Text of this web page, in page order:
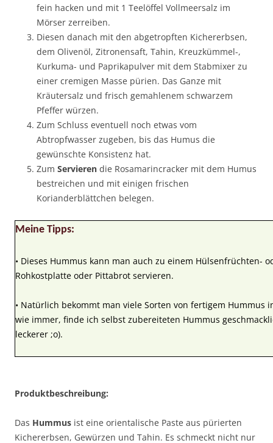
fein hacken und mit 1 Teelöffel Vollmeersalz im
Mörser zerreiben.
Diesen danach mit den abgetropften Kichererbsen,
dem Olivenöl, Zitronensaft, Tahin, Kreuzkümmel-,
Kurkuma- und Paprikapulver mit dem Stabmixer zu
einer cremigen Masse pürien. Das Ganze mit
Kräutersalz und frisch gemahlenem schwarzem
Pfeffer würzen.
Zum Schluss eventuell noch etwas vom
Abtropfwasser zugeben, bis das Humus die
gewünschte Konsistenz hat.
Zum Servieren die Rosamarincracker mit dem Humus
bestreichen und mit einigen frischen
Korianderblättchen belegen.
Meine Tipps:
• Dieses Hummus kann man auch zu einem Hülsenfrüchten-
Rohkostplatte oder Pittabrot servieren.
• Natürlich bekommt man viele Sorten von fertigem Hummus
wie immer, finde ich selbst zubereiteten Hummus
leckerer ;o).
Produktbeschreibung:
Das Hummus ist eine orientalische Paste aus pürierten
Kichererbsen, Gewürzen und Tahin. Es schmeckt nicht nur